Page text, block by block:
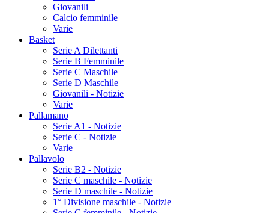
Giovanili
Calcio femminile
Varie
Basket
Serie A Dilettanti
Serie B Femminile
Serie C Maschile
Serie D Maschile
Giovanili - Notizie
Varie
Pallamano
Serie A1 - Notizie
Serie C - Notizie
Varie
Pallavolo
Serie B2 - Notizie
Serie C maschile - Notizie
Serie D maschile - Notizie
1° Divisione maschile - Notizie